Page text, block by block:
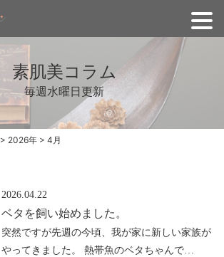
素肌美コラム
毎週水曜日更新
> 2026年> 4月
2026.04.22
ベタを飼い始めました。
突然ですが先週の今頃、我が家に新しい家族が
やってきました。 熱帯魚のベタちゃんで…